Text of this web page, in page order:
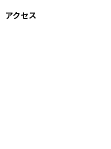
アクセス